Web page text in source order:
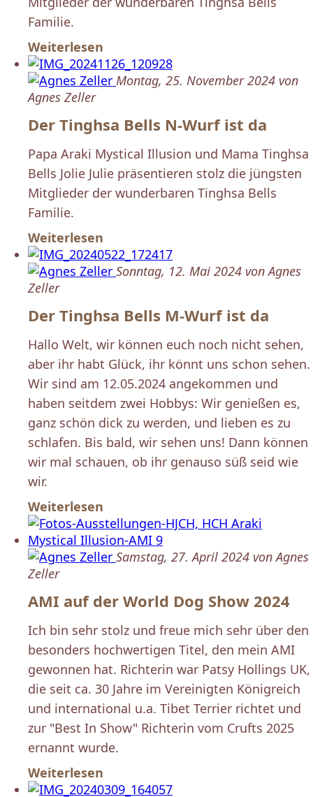
Familie.
Weiterlesen
Montag, 25. November 2024 von
Agnes Zeller
Der Tinghsa Bells N-Wurf ist da
Papa Araki Mystical Illusion und Mama Tinghsa
Bells Jolie Julie präsentieren stolz die jüngsten
Mitglieder der wunderbaren Tinghsa Bells
Familie.
Weiterlesen
Sonntag, 12. Mai 2024 von Agnes
Zeller
Der Tinghsa Bells M-Wurf ist da
Hallo Welt, wir können euch noch nicht sehen,
aber ihr habt Glück, ihr könnt uns schon sehen.
Wir sind am 12.05.2024 angekommen und
haben seitdem zwei Hobbys: Wir genießen es,
ganz schön dick zu werden, und lieben es zu
schlafen. Bis bald, wir sehen uns! Dann können
wir mal schauen, ob ihr genauso süß seid wie
wir.
Weiterlesen
Samstag, 27. April 2024 von Agnes
Zeller
AMI auf der World Dog Show 2024
Ich bin sehr stolz und freue mich sehr über den
besonders hochwertigen Titel, den mein AMI
gewonnen hat. Richterin war Patsy Hollings UK,
die seit ca. 30 Jahre im Vereinigten Königreich
und international u.a. Tibet Terrier richtet und
zur "Best In Show" Richterin vom Crufts 2025
ernannt wurde.
Weiterlesen